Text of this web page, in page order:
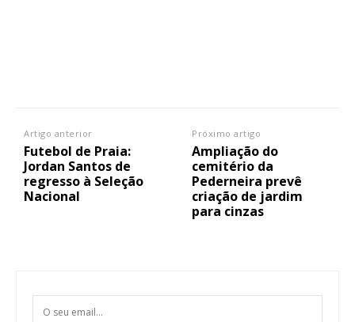
Artigo anterior
Futebol de Praia:
Jordan Santos de
regresso à Seleção
Nacional
Próximo artigo
Ampliação do
cemitério da
Pederneira prevê
criação de jardim
para cinzas